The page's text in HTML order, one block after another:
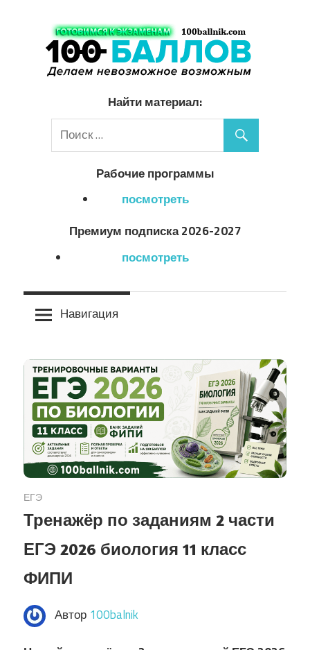
содержимому
Найти материал:
Рабочие программы
посмотреть
Премиум подписка 2026-2027
посмотреть
Навигация
ЕГЭ
Тренажёр по заданиям 2 части
ЕГЭ 2026 биология 11 класс
ФИПИ
Автор 100balnik